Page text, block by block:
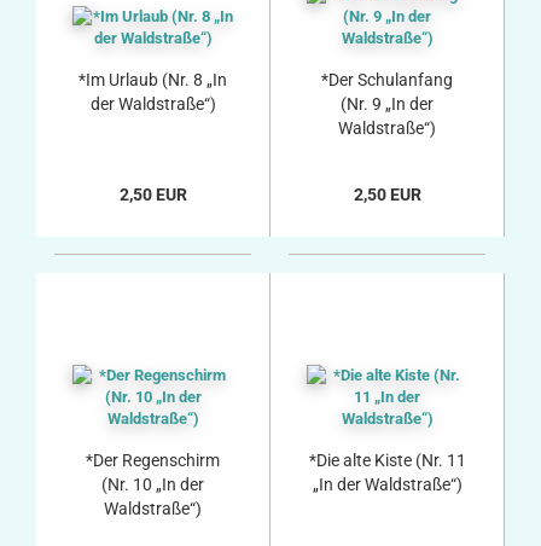
*Im Urlaub (Nr. 8 „In
der Waldstraße“)
2,50 EUR
*Der Schulanfang
(Nr. 9 „In der
Waldstraße“)
2,50 EUR
*Der Regenschirm
(Nr. 10 „In der
Waldstraße“)
*Die alte Kiste (Nr. 11
„In der Waldstraße“)